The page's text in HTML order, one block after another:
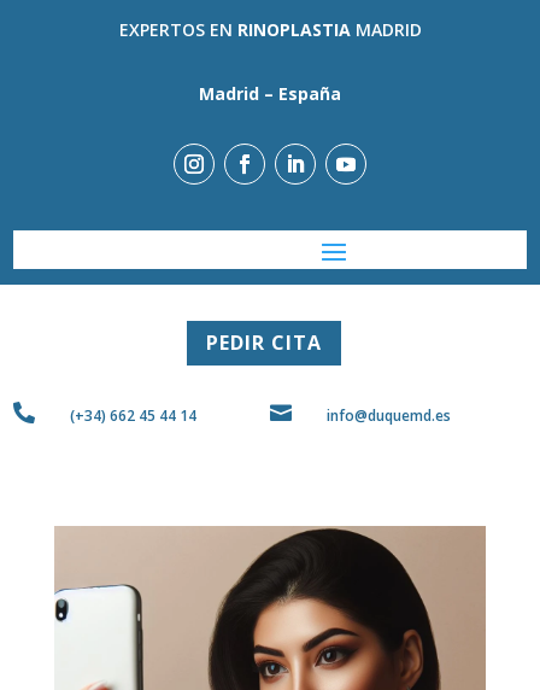
EXPERTOS EN RINOPLASTIAMADRID
Madrid – España
PEDIR CITA
 (+34) 662 45 44 14  info@duquemd.es